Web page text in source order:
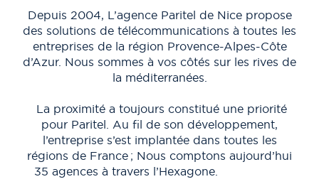
Depuis 2004, L’agence Paritel de Nice propose
des solutions de télécommunications à toutes les
entreprises de la région Provence-Alpes-Côte
d’Azur. Nous sommes à vos côtés sur les rives de
la méditerranées.
La proximité a toujours constitué une priorité
pour Paritel. Au fil de son développement,
l’entreprise s’est implantée dans toutes les
régions de France ; Nous comptons aujourd’hui
35 agences à travers l’Hexagone.